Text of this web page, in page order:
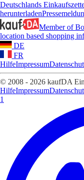
Deutschlands
herunterladen
Member of
location based shopping
DE
FR
HilfeImpressum
© 2008 - 2026 kaufDA
HilfeImpressum
1